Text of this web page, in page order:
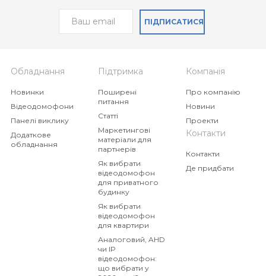
ПІДПИСАТИСЯ
Обладнання
Новинки
Відеодомофони
Панелі виклику
Додаткове
обладнання
Підтримка
Поширені
питання
Статті
Маркетингові
матеріали для
партнерів
Як вибрати
відеодомофон
для приватного
будинку
Як вибрати
відеодомофон
для квартири
Аналоговий, AHD
чи IP
відеодомофон:
що вибрати у
Компанія
Про компанію
Новини
Проекти
Контакти
Контакти
Де придбати